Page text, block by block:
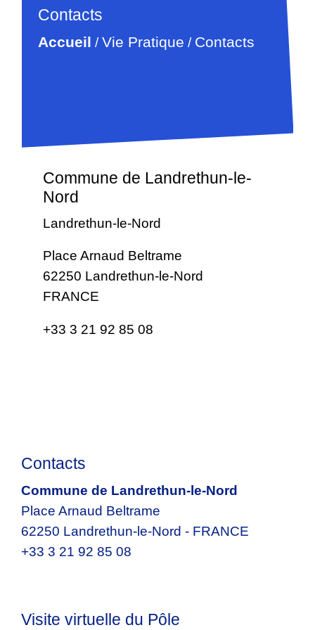
Contacts
Accueil /Vie Pratique / Contacts
Commune de Landrethun-le-
Nord
Landrethun-le-Nord
Place Arnaud Beltrame
62250 Landrethun-le-Nord
FRANCE
+33 3 21 92 85 08
Contacts
Commune de Landrethun-le-Nord
Place Arnaud Beltrame
62250 Landrethun-le-Nord - FRANCE
+33 3 21 92 85 08
Visite virtuelle du Pôle